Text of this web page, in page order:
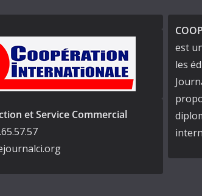
et Service Commercial
est
les